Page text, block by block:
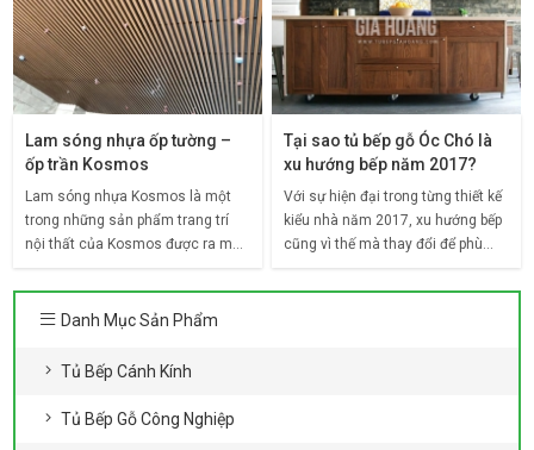
Lam sóng nhựa ốp tường –
ốp trần Kosmos
Lam sóng nhựa Kosmos là một
trong những sản phẩm trang trí
nội thất của Kosmos được ra mắt
phẩm lam sóng cao cấp được
thiết kế khoa học với
Tại sao tủ bếp gỗ Óc Chó là
xu hướng bếp năm 2017?
Với sự hiện đại trong từng thiết kế
kiểu nhà năm 2017, xu hướng bếp
cũng vì thế mà thay đổi để phù
đặc biệt là tủ bếp gỗ Óc Chó với
Danh Mục Sản Phẩm
Tủ Bếp Cánh Kính
Tủ Bếp Gỗ Công Nghiệp